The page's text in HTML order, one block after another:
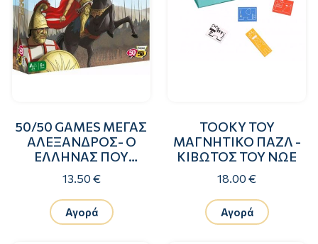
50/50 GAMES ΜΕΓΑΣ
ΑΛΕΞΑΝΔΡΟΣ- Ο
ΕΛΛΗΝΑΣ ΠΟΥ
ΚΑΤΕΚΤΗΣΕ ΤΟΝ
ΚΟΣΜΟ
13.50 €
Αγορά
TOOKY TOY
ΜΑΓΝΗΤΙΚΟ ΠΑΖΛ -
ΚΙΒΩΤΟΣ ΤΟΥ ΝΩΕ
18.00 €
Αγορά